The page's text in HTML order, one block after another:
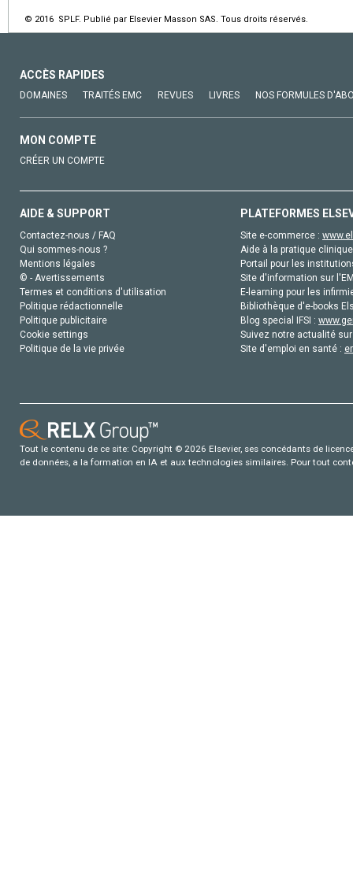
© 2016 SPLF. Publié par Elsevier Masson SAS. Tous droits réservés.
ACCÈS RAPIDES
DOMAINES TRAITÉS EMC REVUES LIVRES NOS FORMULES
MON COMPTE
CRÉER UN COMPTE
AIDE & SUPPORT
Contactez-nous / FAQ
Qui sommes-nous ?
Mentions légales
© - Avertissements
Termes et conditions d'utilisation
Politique rédactionnelle
Politique publicitaire
Cookie settings
Politique de la vie privée
PLATEFORMES
Site e-commerce :
Aide à la pratique
Portail pour les
Site d'information sur
E-learning pour les
Bibliothèque d'e-books
Blog special IFSI :
Suivez notre actualité
Site d'emploi en santé :
Tout le contenu de ce site: Copyright © 2026 Elsevier, ses concédants de
de données, a la formation en IA et aux technologies similaires. Pour tout